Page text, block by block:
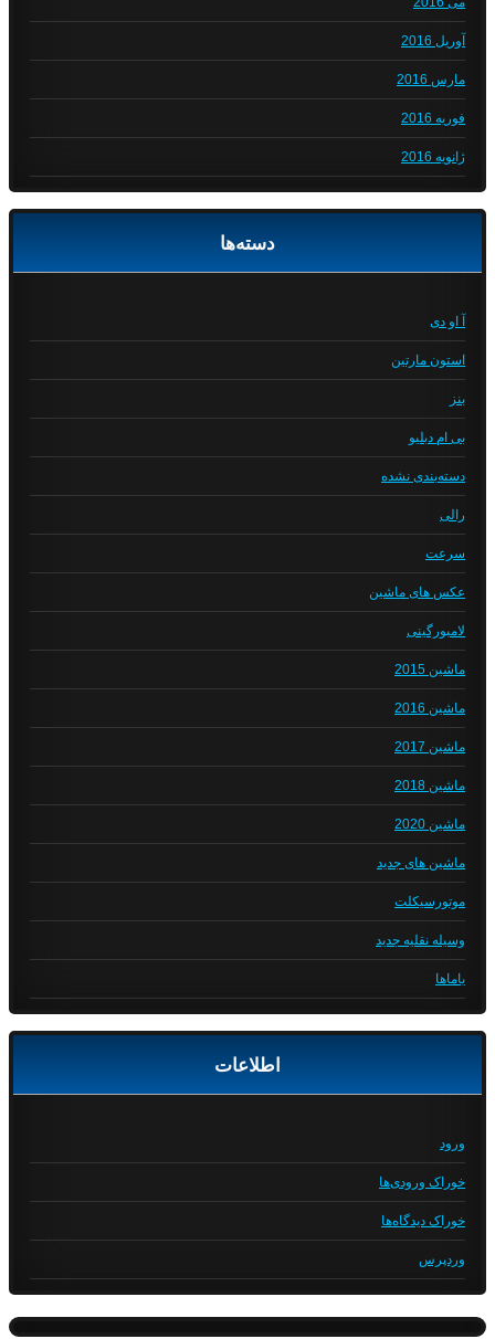
آوریل 2016
مارس 2016
فوریه 2016
ژانویه 2016
دسته‌ها
آ او دی
استون مارتین
بنز
بی ام دبلیو
دسته‌بندی نشده
رالی
سرعت
عکس های ماشین
لامبورگینی
ماشین 2015
ماشین 2016
ماشین 2017
ماشین 2018
ماشین 2020
ماشین های جدید
موتورسیکلت
وسیله نقلیه جدید
یاماها
اطلاعات
ورود
خوراک ورودی‌ها
خوراک دیدگاه‌ها
وردپرس